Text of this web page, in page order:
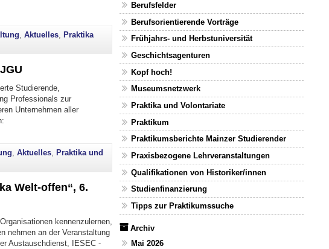
,Aktuelles ,Praktika
Studierende,
Professionals zur
Unternehmen aller
,Aktuelles, Praktika und
Welt-offen“, 6.
kennenzulernen,
nehmen an der Veranstaltung
Austauschdienst, IESEC -
Berufsfelder
Berufsorientierende Vorträge
Frühjahrs- und Herbstuniversität
Geschichtsagenturen
Kopf hoch!
Museumsnetzwerk
Praktika und Volontariate
Praktikum
Praktikumsberichte Mainzer Studierender
Praxisbezogene Lehrveranstaltungen
Qualifikationen von Historiker/innen
Studienfinanzierung
Tipps zur Praktikumssuche
Archiv
Mai 2026